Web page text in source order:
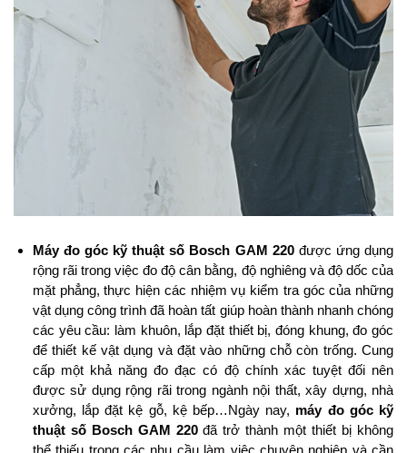
Máy đo góc kỹ thuật số Bosch GAM 220được ứng dụng
rộng rãi trong việc đo độ cân bằng, độ nghiêng và độ dốc của
mặt phẳng, thực hiện các nhiệm vụ kiểm tra góc của những
vật dụng công trình đã hoàn tất giúp hoàn thành nhanh chóng
các yêu cầu: làm khuôn, lắp đặt thiết bị, đóng khung, đo góc
để thiết kế vật dụng và đặt vào những chỗ còn trống. Cung
cấp một khả năng đo đạc có độ chính xác tuyệt đối nên
được sử dụng rộng rãi trong ngành nội thất, xây dựng, nhà
xưởng, lắp đặt kệ gỗ, kệ bếp…Ngày nay, máy đo góc kỹ
thuật số Bosch GAM 220đã trở thành một thiết bị không
thể thiếu trong các nhu cầu làm việc chuyên nghiệp và cần